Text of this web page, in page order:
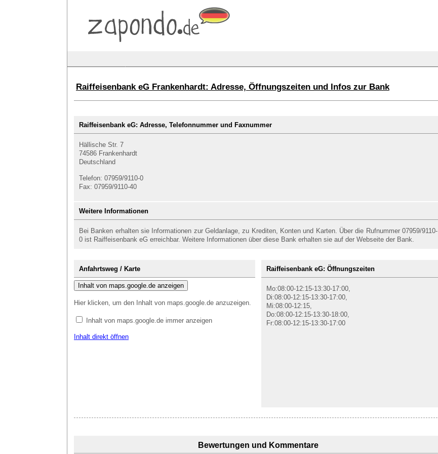
Raiffeisenbank eG Frankenhardt: Adresse, Öffnungszeiten und Infos zur Bank
Raiffeisenbank eG: Adresse, Telefonnummer und Faxnummer
Hällische Str. 7
74586 Frankenhardt
Deutschland
Telefon: 07959/9110-0
Fax: 07959/9110-40
Weitere Informationen
Bei Banken erhalten sie Informationen zur Geldanlage, zu Krediten, Konten und Karten. Über die Rufnummer 07959/9110-
0 ist Raiffeisenbank eG erreichbar. Weitere Informationen über diese Bank erhalten sie auf der Webseite der Bank.
Anfahrtsweg / Karte
Inhalt von maps.google.de anzeigen
Hier klicken, um den Inhalt von maps.google.de anzuzeigen.
Inhalt von maps.google.de immer anzeigen
Inhalt direkt öffnen
Raiffeisenbank eG: Öffnungszeiten
Mo:08:00-12:15-13:30-17:00,
Di:08:00-12:15-13:30-17:00,
Mi:08:00-12:15,
Do:08:00-12:15-13:30-18:00,
Fr:08:00-12:15-13:30-17:00
Bewertungen und Kommentare